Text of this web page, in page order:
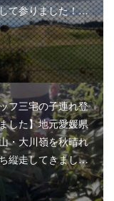
て参りました！…
フ三宅の子連れ登
した】地元愛媛県
・大川嶺を秋晴れ
縦走してきまし…